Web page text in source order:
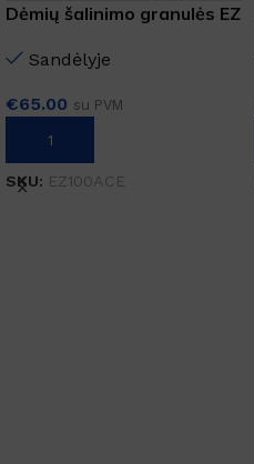
Dėmių šalinimo granulės EZ
Sandėlyje
€65.00 su PVM
Į KREPŠELĮ
SKU: EZ100ACE